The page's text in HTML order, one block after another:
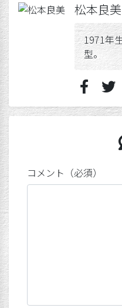
松本良美
1971年
型。
コメント（必須）